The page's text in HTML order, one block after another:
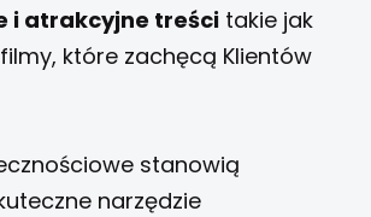
i atrakcyjne treści takie jak
które zachęcą Klientów
stanowią
narzędzie